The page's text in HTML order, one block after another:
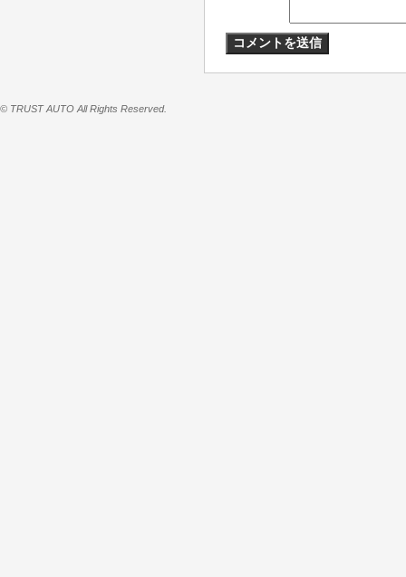
© TRUST AUTO All Rights Reserved.